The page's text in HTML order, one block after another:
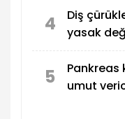
4
Diş
yasak
5
umut